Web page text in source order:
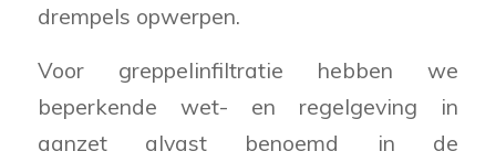
drempels opwerpen.
Voor greppelinfiltratie hebben we
beperkende wet- en regelgeving in
aanzet alvast benoemd in de